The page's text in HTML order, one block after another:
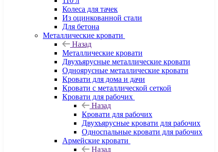
Колеса для тачек
Из оцинкованной стали
Для бетона
Металлические кровати
Назад
Металлические кровати
Двухъярусные металлические кровати
Одноярусные металлические кровати
Кровати для дома и дачи
Кровати с металлической сеткой
Кровати для рабочих
Назад
Кровати для рабочих
Двухъярусные кровати для рабочих
Односпальные кровати для рабочих
Армейские кровати
Назад